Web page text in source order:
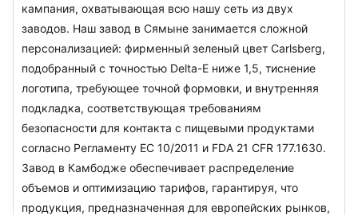
кампания, охватывающая всю нашу сеть из двух
заводов. Наш завод в Сямыне занимается сложной
персонализацией: фирменный зеленый цвет Carlsberg,
подобранный с точностью Delta-E ниже 1,5, тиснение
логотипа, требующее точной формовки, и внутренняя
подкладка, соответствующая требованиям
безопасности для контакта с пищевыми продуктами
согласно Регламенту ЕС 10/2011 и FDA 21 CFR 177.1630.
Завод в Камбодже обеспечивает распределение
объемов и оптимизацию тарифов, гарантируя, что
продукция, предназначенная для европейских рынков,